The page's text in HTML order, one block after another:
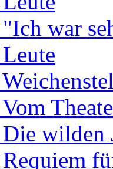
war
wilden